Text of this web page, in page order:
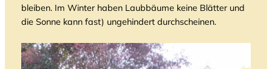
bleiben. Im Winter haben Laubbäume keine Blätter und
die Sonne kann fast) ungehindert durchscheinen.